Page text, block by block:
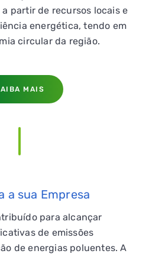
partir de recursos locais e
energética, tendo em
circular da região.
MAIS
a sua Empresa
para alcançar
de emissões
de energias poluentes. A